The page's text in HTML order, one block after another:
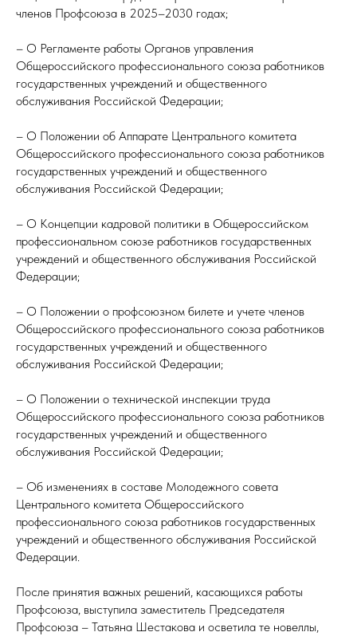
членов Профсоюза в 2025–2030 годах;
– О Регламенте работы Органов управления
Общероссийского профессионального союза работников
государственных учреждений и общественного
обслуживания Российской Федерации;
– О Положении об Аппарате Центрального комитета
Общероссийского профессионального союза работников
государственных учреждений и общественного
обслуживания Российской Федерации;
– О Концепции кадровой политики в Общероссийском
профессиональном союзе работников государственных
учреждений и общественного обслуживания Российской
Федерации;
– О Положении о профсоюзном билете и учете членов
Общероссийского профессионального союза работников
государственных учреждений и общественного
обслуживания Российской Федерации;
– О Положении о технической инспекции труда
Общероссийского профессионального союза работников
государственных учреждений и общественного
обслуживания Российской Федерации;
– Об изменениях в составе Молодежного совета
Центрального комитета Общероссийского
профессионального союза работников государственных
учреждений и общественного обслуживания Российской
Федерации.
После принятия важных решений, касающихся работы
Профсоюза, выступила заместитель Председателя
Профсоюза – Татьяна Шестакова и осветила те новеллы,